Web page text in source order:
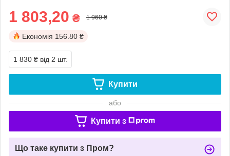
1 803,20 ₴ 1 960 ₴
Економія 156.80 ₴
1 830 ₴ від 2 шт.
Купити
або
Купити з
Що таке купити з Пром?